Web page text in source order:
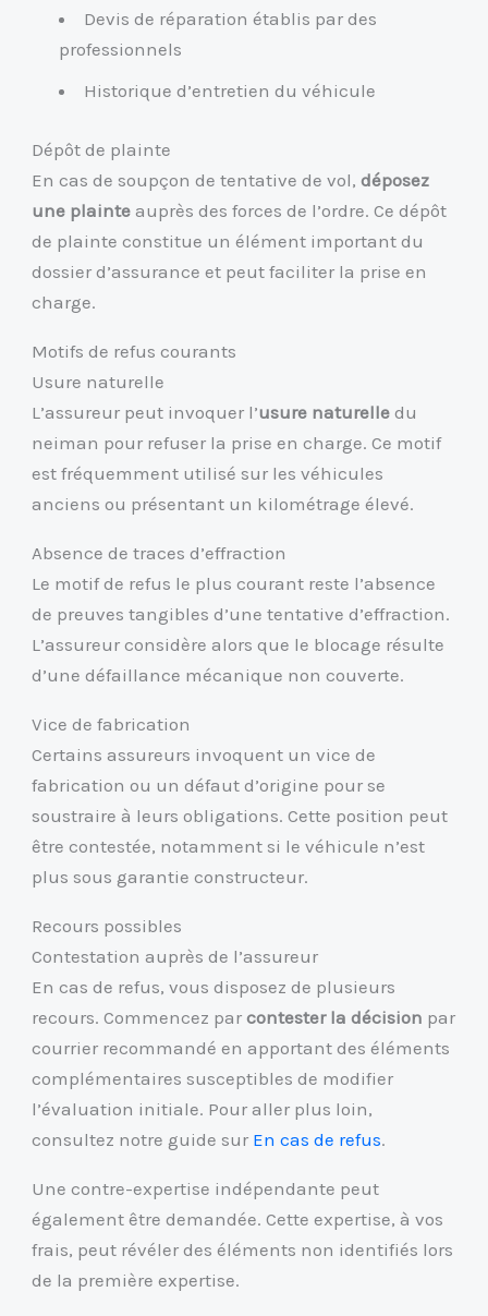
Devis de réparation établis par des
professionnels
Historique d’entretien du véhicule
Dépôt de plainte
En cas de soupçon de tentative de vol,déposez
une plainte auprès des forces de l’ordre. Ce dépôt
de plainte constitue un élément important du
dossier d’assurance et peut faciliter la prise en
charge.
Motifs de refus courants
Usure naturelle
L’assureur peut invoquer l’usure naturelle du
neiman pour refuser la prise en charge. Ce motif
est fréquemment utilisé sur les véhicules
anciens ou présentant un kilométrage élevé.
Absence de traces d’effraction
Le motif de refus le plus courant reste l’absence
de preuves tangibles d’une tentative d’effraction.
L’assureur considère alors que le blocage résulte
d’une défaillance mécanique non couverte.
Vice de fabrication
Certains assureurs invoquent un vice de
fabrication ou un défaut d’origine pour se
soustraire à leurs obligations. Cette position peut
être contestée, notamment si le véhicule n’est
plus sous garantie constructeur.
Recours possibles
Contestation auprès de l’assureur
En cas de refus, vous disposez de plusieurs
recours. Commencez parcontester la décision par
courrier recommandé en apportant des éléments
complémentaires susceptibles de modifier
l’évaluation initiale. Pour aller plus loin,
consultez notre guide sur En cas de refus.
Une contre-expertise indépendante peut
également être demandée. Cette expertise, à vos
frais, peut révéler des éléments non identifiés lors
de la première expertise.